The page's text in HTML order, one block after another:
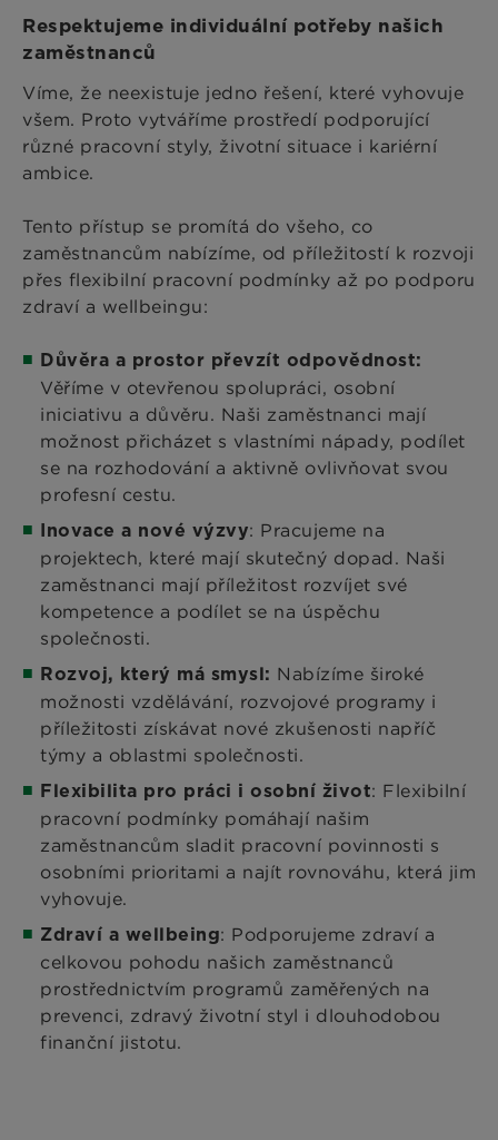
Respektujeme individuální potřeby našich
zaměstnanců
Víme, že neexistuje jedno řešení, které vyhovuje
všem. Proto vytváříme prostředí podporující
různé pracovní styly, životní situace i kariérní
ambice.
Tento přístup se promítá do všeho, co
zaměstnancům nabízíme, od příležitostí k rozvoji
přes flexibilní pracovní podmínky až po podporu
zdraví a wellbeingu:
Důvěra a prostor převzít odpovědnost:
Věříme v otevřenou spolupráci, osobní
iniciativu a důvěru. Naši zaměstnanci mají
možnost přicházet s vlastními nápady, podílet
se na rozhodování a aktivně ovlivňovat svou
profesní cestu.
Inovace a nové výzvy: Pracujeme na
projektech, které mají skutečný dopad. Naši
zaměstnanci mají příležitost rozvíjet své
kompetence a podílet se na úspěchu
společnosti.
Rozvoj, který má smysl: Nabízíme široké
možnosti vzdělávání, rozvojové programy i
příležitosti získávat nové zkušenosti napříč
týmy a oblastmi společnosti.
Flexibilita pro práci i osobní život: Flexibilní
pracovní podmínky pomáhají našim
zaměstnancům sladit pracovní povinnosti s
osobními prioritami a najít rovnováhu, která jim
vyhovuje.
Zdraví a wellbeing: Podporujeme zdraví a
celkovou pohodu našich zaměstnanců
prostřednictvím programů zaměřených na
prevenci, zdravý životní styl i dlouhodobou
finanční jistotu.